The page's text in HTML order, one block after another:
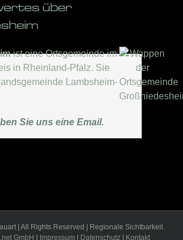
über
ist eine Ortsgemeinde im
in Rheinland-Pfalz. Sie
Lambsheim-
Sie uns eine Email.
| All Rights Reserved | Regionale Sichtbarkeit
GmbH | Impressum | Datenschutz | Kontakt